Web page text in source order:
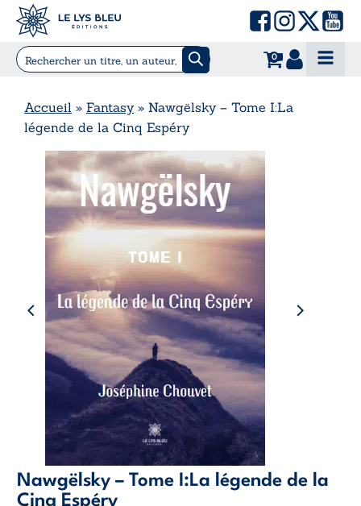
0
Accueil » Fantasy» Nawgëlsky – Tome I:La
légende de la Cinq Espéry
Nawgëlsky – Tome I:La légende de la
Cinq Espéry